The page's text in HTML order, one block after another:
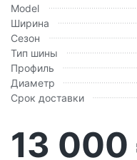
Model
Ширина
Сезон
Тип шины
Профиль
Диаметр
Срок доставки
13 000